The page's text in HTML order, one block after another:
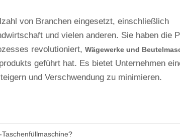
von Branchen eingesetzt, einschließlich
und vielen anderen. Sie haben die
revolutioniert, Wägewerke und
geführt hat. Es bietet Unternehmen
und Verschwendung zu minimieren.